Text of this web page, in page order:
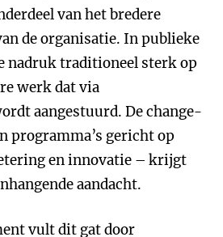
van het bredere
de organisatie. In publieke
nadruk traditioneel sterk op
werk dat via
aangestuurd. De change-
programma’s gericht op
en innovatie – krijgt
aandacht.
vult dit gat door